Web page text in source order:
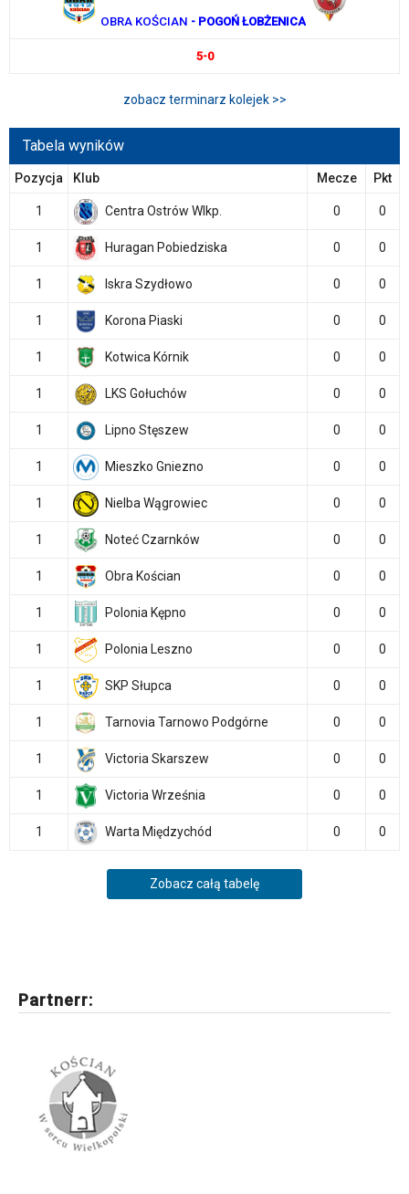
OBRA KOŚCIAN - POGOŃ ŁOBŻENICA
5-0
zobacz terminarz kolejek >>
Tabela wyników
Pozycja Klub Mecze Pkt
1 Centra Ostrów Wlkp. 0 0
1 Huragan Pobiedziska 0 0
1 Iskra Szydłowo 0 0
1 Korona Piaski 0 0
1 Kotwica Kórnik 0 0
1 LKS Gołuchów 0 0
1 Lipno Stęszew 0 0
1 Mieszko Gniezno 0 0
1 Nielba Wągrowiec 0 0
1 Noteć Czarnków 0 0
1 Obra Kościan 0 0
1 Polonia Kępno 0 0
1 Polonia Leszno 0 0
1 SKP Słupca 0 0
1 Tarnovia Tarnowo Podgórne 0 0
1 Victoria Skarszew 0 0
1 Victoria Września 0 0
1 Warta Międzychód 0 0
Zobacz całą tabelę
Partnerr: